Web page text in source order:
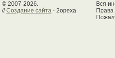
© 2007-2026.
//Создание сайта - 2opexa
Вся
Права